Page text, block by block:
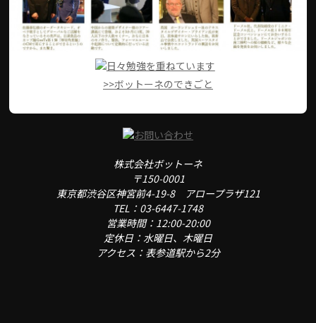
>>ボットーネのできごと
株式会社ボットーネ
〒150-0001
東京都渋谷区神宮前4-19-8 アロープラザ121
TEL：03-6447-1748
営業時間：12:00-20:00
定休日：水曜日、木曜日
アクセス：表参道駅から2分